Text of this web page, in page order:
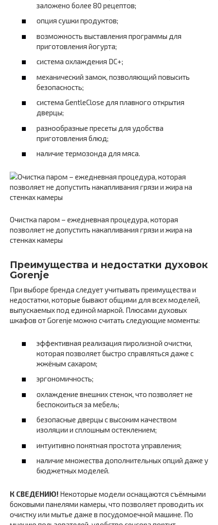
заложено более 80 рецептов;
опция сушки продуктов;
возможность выставления программы для
приготовления йогурта;
система охлаждения DC+;
механический замок, позволяющий повысить
безопасность;
система GentleClose для плавного открытия
дверцы;
разнообразные пресеты для удобства
приготовления блюд;
наличие термозонда для мяса.
Очистка паром – ежедневная процедура, которая
позволяет не допустить накапливания грязи и жира на
стенках камеры
Преимущества и недостатки духовок
Gorenje
При выборе бренда следует учитывать преимущества и
недостатки, которые бывают общими для всех моделей,
выпускаемых под единой маркой. Плюсами духовых
шкафов от Gorenje можно считать следующие моменты:
эффективная реализация пиролизной очистки,
которая позволяет быстро справляться даже с
жжёным сахаром;
эргономичность;
охлаждение внешних стенок, что позволяет не
беспокоиться за мебель;
безопасные дверцы с высоким качеством
изоляции и сплошным остеклением;
интуитивно понятная простота управления;
наличие множества дополнительных опций даже у
бюджетных моделей.
К СВЕДЕНИЮ! Некоторые модели оснащаются съёмными
боковыми панелями камеры, что позволяет проводить их
очистку или мытье даже в посудомоечной машине. По